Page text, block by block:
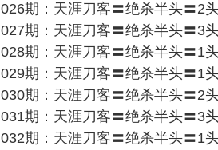
026期：天涯刀客〓绝杀半头〓2
027期：天涯刀客〓绝杀半头〓3
028期：天涯刀客〓绝杀半头〓1
029期：天涯刀客〓绝杀半头〓1
030期：天涯刀客〓绝杀半头〓2
031期：天涯刀客〓绝杀半头〓3
032期：天涯刀客〓绝杀半头〓1